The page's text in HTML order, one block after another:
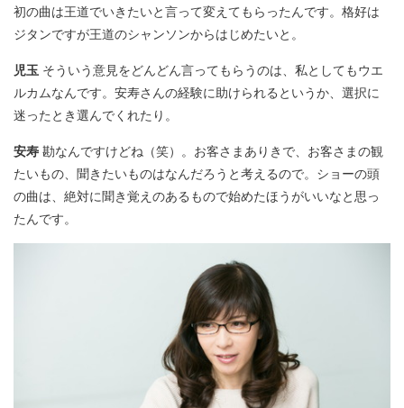
初の曲は王道でいきたいと言って変えてもらったんです。格好は
ジタンですが王道のシャンソンからはじめたいと。
児玉 そういう意見をどんどん言ってもらうのは、私としてもウエ
ルカムなんです。安寿さんの経験に助けられるというか、選択に
迷ったとき選んでくれたり。
安寿 勘なんですけどね（笑）。お客さまありきで、お客さまの観
たいもの、聞きたいものはなんだろうと考えるので。ショーの頭
の曲は、絶対に聞き覚えのあるもので始めたほうがいいなと思っ
たんです。